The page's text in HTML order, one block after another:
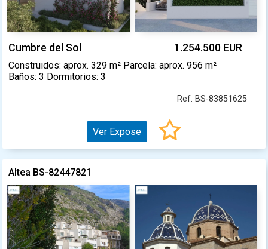
Cumbre del Sol 1.254.500 EUR
Construidos: aprox. 329 m² Parcela: aprox. 956 m²
Baños: 3 Dormitorios: 3
Ref. BS-83851625
Ver Expose
Altea BS-82447821